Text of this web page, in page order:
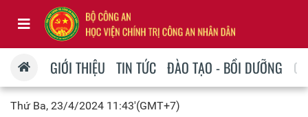
GIỚI THIỆU TIN TỨC ĐÀO TẠO - BỒI DƯỠNG
Thứ Ba, 23/4/2024 11:43'(GMT+7)